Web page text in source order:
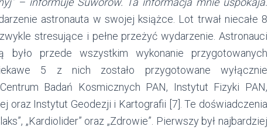
astronauta w swojej książce. Lot trwał niecałe 8
stresujące i pełne przeżyć wydarzenie. Astronauci
było przede wszystkim wykonanie przygotowanych
5 z nich zostało przygotowane wyłącznie
Badań Kosmicznych PAN, Instytut Fizyki PAN,
oraz Instytut Geodezji i Kartografii [7]. Te doświadczenia
„Kardiolider” oraz „Zdrowie”. Pierwszy był najbardziej